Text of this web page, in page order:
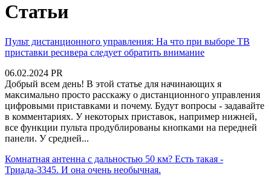
Статьи
Пульт дистанционного управления: На что при выборе ТВ
приставки ресивера следует обратить внимание
06.02.2024 PR
Добрый всем день! В этой статье для начинающих я
максимально просто расскажу о дистанционного управления
цифровыми приставками и почему. Будут вопросы - задавайте
в комментариях. У некоторых приставок, например нижней,
все функции пульта продублированы кнопками на передней
панели. У средней...
Комнатная антенна с дальностью 50 км? Есть такая -
Триада-3345. И она очень необычная.